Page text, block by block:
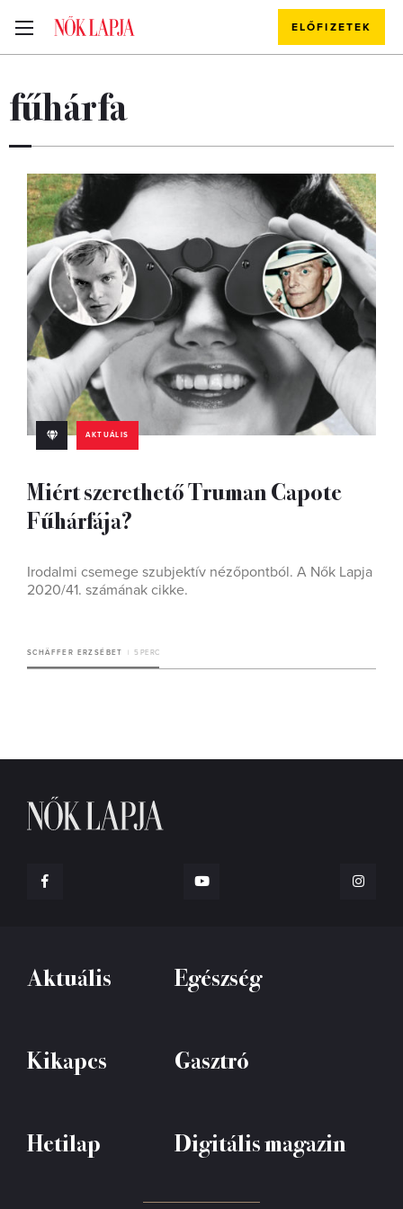
ELŐFIZETEK
fűhárfa
AKTUÁLIS
Miért szerethető Truman Capote
Fűhárfája?
Irodalmi csemege szubjektív nézőpontból. A Nők Lapja
2020/41. számának cikke.
SCHÄFFER ERZSÉBET 5 PERC
Aktuális Egészség
Kikapcs Gasztró
Hetilap Digitális magazin